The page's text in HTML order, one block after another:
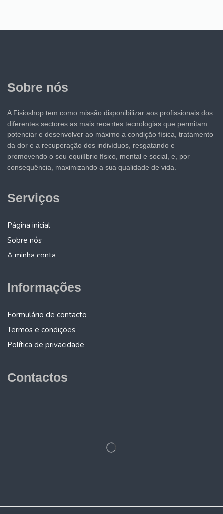
Sobre nós
A Fisioshop tem como missão disponibilizar aos profissionais dos
diferentes sectores as mais recentes tecnologias que permitam
potenciar e desenvolver ao máximo a condição física, tratamento
da dor e a recuperação dos indivíduos, resgatando e
promovendo o seu equilíbrio físico, mental e social, e, por
consequência, maximizando a sua qualidade de vida.
Serviços
Página inicial
Sobre nós
A minha conta
Informações
Formulário de contacto
Termos e condições
Política de privacidade
Contactos